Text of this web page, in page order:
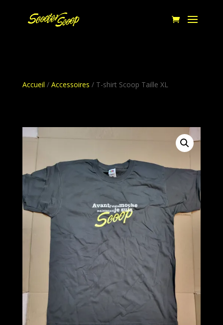
Accueil / Accessoires / T-shirt Scoop Taille XL